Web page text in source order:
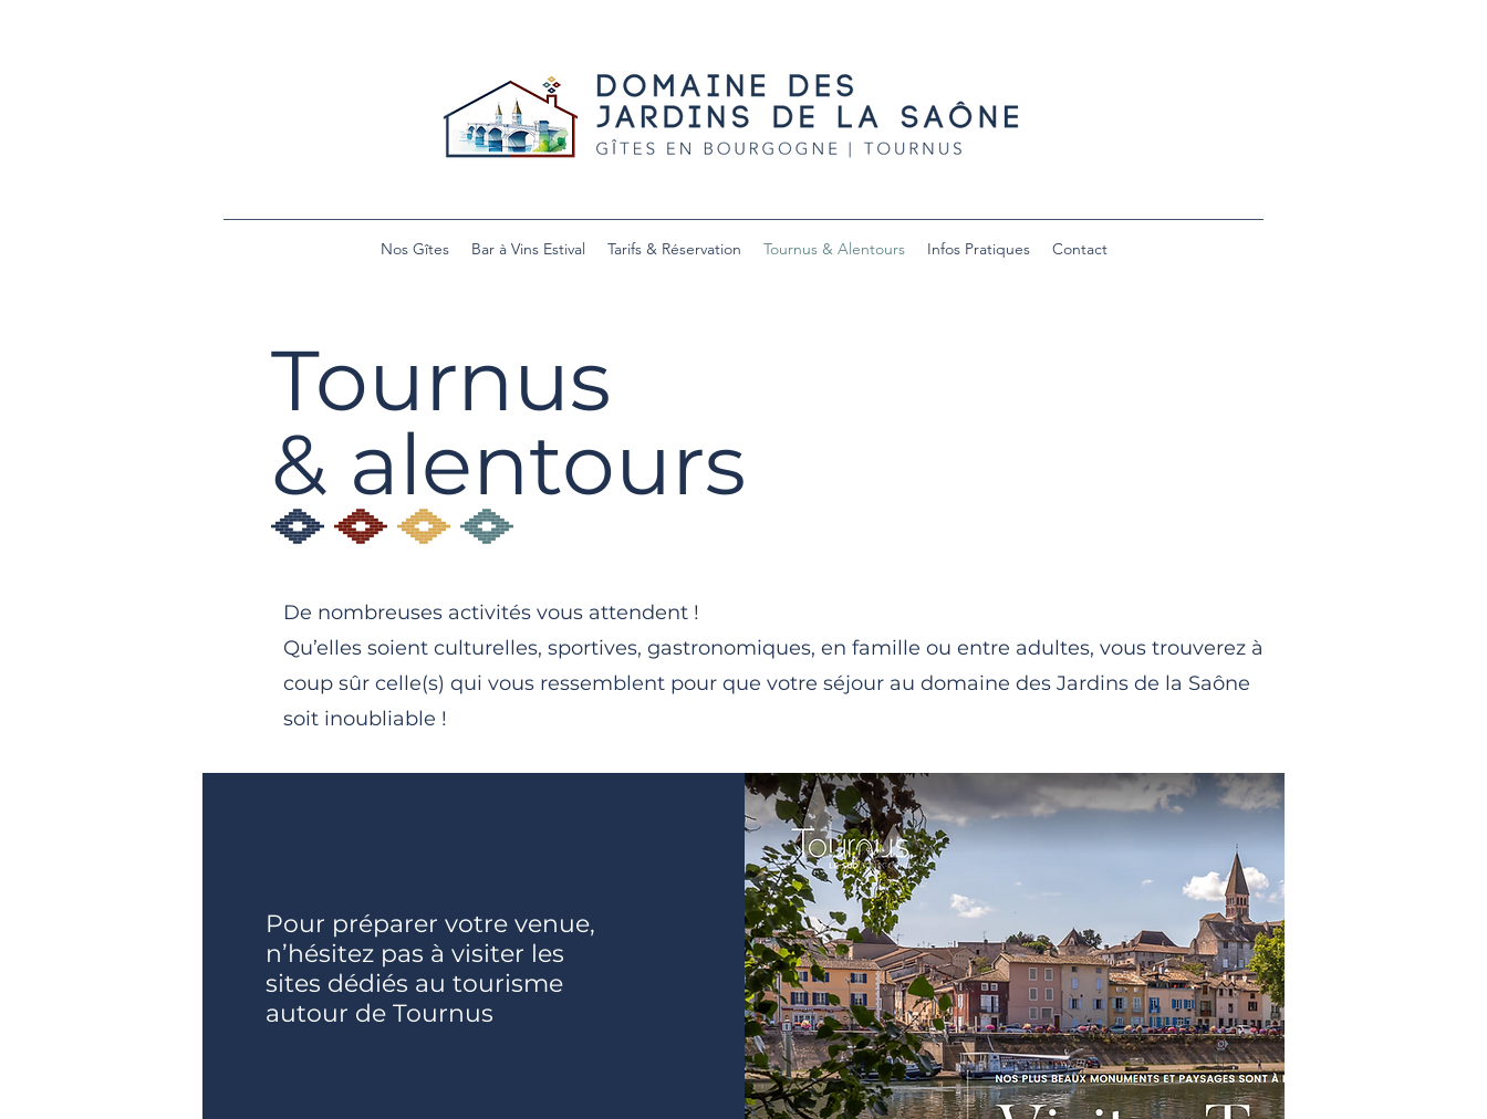
Nos Gîtes Bar à Vins Estival Tarifs & Réservation Tournus & Alentours Infos Pratiques Contact
Tournus
& alentours
De nombreuses activités vous attendent !
Qu’elles soient culturelles, sportives, gastronomiques, en famille ou entre adultes, vous trouverez à
coup sûr celle(s) qui vous ressemblent pour que votre séjour au domaine des Jardins de la Saône
soit inoubliable !
Pour préparer votre venue,
n’hésitez pas à visiter les
sites dédiés au tourisme
autour de Tournus